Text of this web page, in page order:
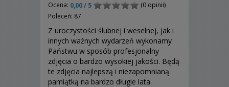
Ocena: 0,00 / 5
(0 opinii)
Poleceń: 87
Z uroczystości ślubnej i weselnej, jak i
innych ważnych wydarzeń wykonamy
Państwu w sposób profesjonalny
zdjęcia o bardzo wysokiej jakości. Będą
te zdjęcia najlepszą i niezapomnianą
pamiątką na bardzo długie lata.